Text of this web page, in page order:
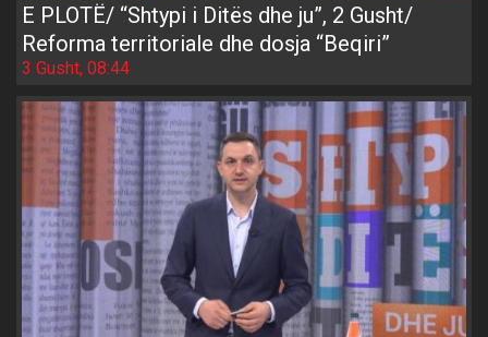
E PLOTË/ “Shtypi i Ditës dhe ju”, 2 Gusht/
Reforma territoriale dhe dosja “Beqiri”
3 Gusht, 08:44